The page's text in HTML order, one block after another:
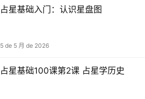
占星基础入门：认识星盘图
5 de 5 月 de 2026
占星基础100课第2课 占星学历史